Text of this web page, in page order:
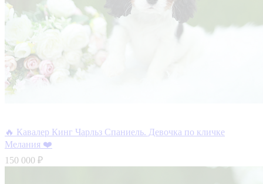
🔥 Кавалер Кинг Чарльз Спаниель. Девочка по кличке
Мелания ❤️
150 000 ₽